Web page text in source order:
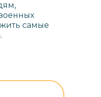
самые